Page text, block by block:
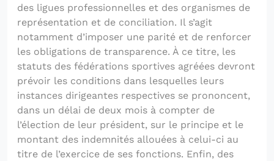
des ligues professionnelles et des organismes de
représentation et de conciliation. Il s’agit
notamment d’imposer une parité et de renforcer
les obligations de transparence. À ce titre, les
statuts des fédérations sportives agréées devront
prévoir les conditions dans lesquelles leurs
instances dirigeantes respectives se prononcent,
dans un délai de deux mois à compter de
l’élection de leur président, sur le principe et le
montant des indemnités allouées à celui-ci au
titre de l’exercice de ses fonctions. Enfin, des